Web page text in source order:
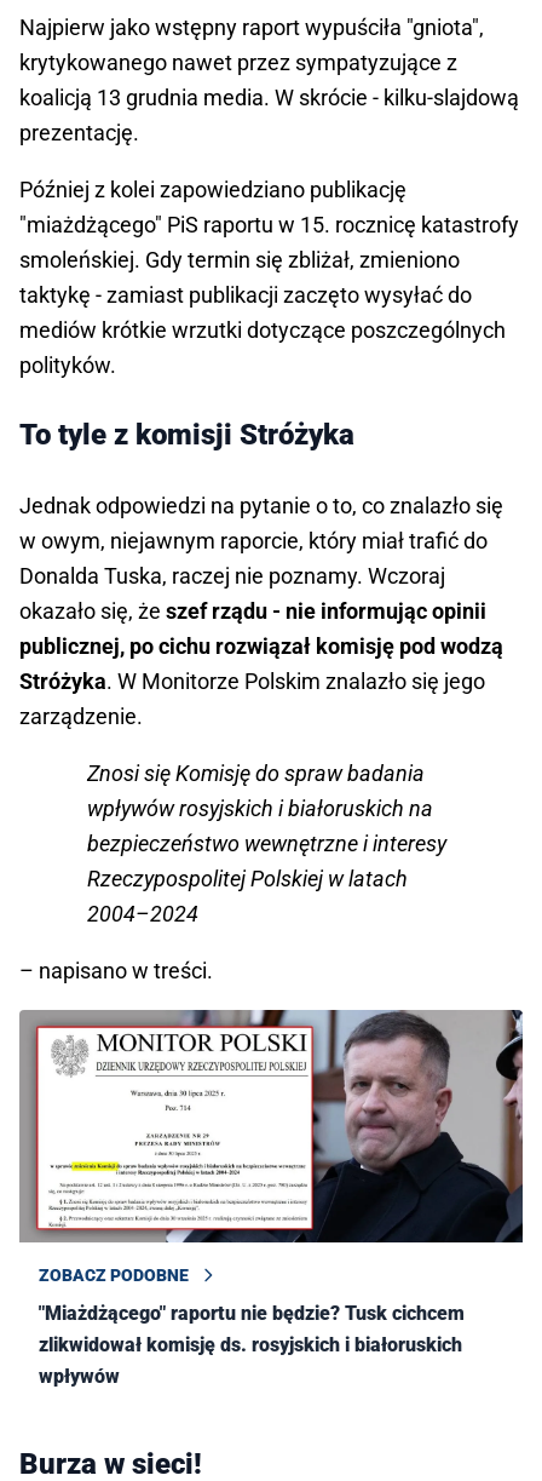
Najpierw jako wstępny raport wypuściła "gniota",
krytykowanego nawet przez sympatyzujące z
koalicją 13 grudnia media. W skrócie - kilku-slajdową
prezentację.
Później z kolei zapowiedziano publikację
"miażdżącego" PiS raportu w 15. rocznicę katastrofy
smoleńskiej. Gdy termin się zbliżał, zmieniono
taktykę - zamiast publikacji zaczęto wysyłać do
mediów krótkie wrzutki dotyczące poszczególnych
polityków.
To tyle z komisji Stróżyka
Jednak odpowiedzi na pytanie o to, co znalazło się
w owym, niejawnym raporcie, który miał trafić do
Donalda Tuska, raczej nie poznamy. Wczoraj
okazało się, że szef rządu - nie informując opinii
publicznej, po cichu rozwiązał komisję pod wodzą
Stróżyka. W Monitorze Polskim znalazło się jego
zarządzenie.
Znosi się Komisję do spraw badania
wpływów rosyjskich i białoruskich na
bezpieczeństwo wewnętrzne i interesy
Rzeczypospolitej Polskiej w latach
2004–2024
– napisano w treści.
ZOBACZ PODOBNE
"Miażdżącego" raportu nie będzie? Tusk cichcem
zlikwidował komisję ds. rosyjskich i białoruskich
wpływów
Burza w sieci!